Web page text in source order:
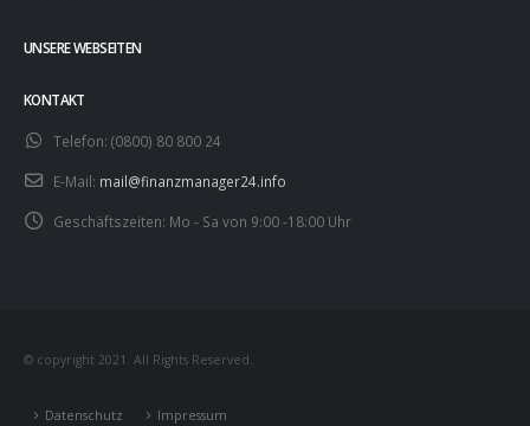
UNSERE WEBSEITEN
KONTAKT
Telefon: (0800) 80 800 24
E-Mail: mail@finanzmanager24.info
Geschäftszeiten: Mo - Sa von 9:00 -18:00 Uhr
© copyright 2021. All Rights Reserved.
Datenschutz Impressum